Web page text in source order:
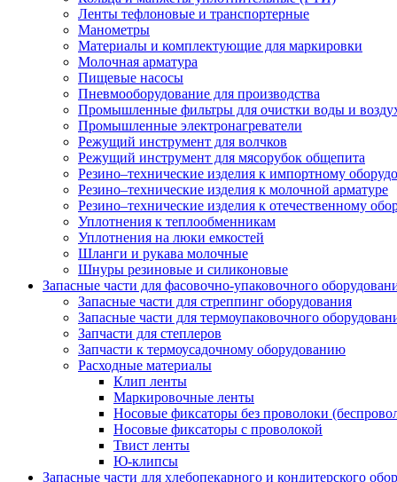
Ленты тефлоновые и транспортерные
Манометры
Материалы и комплектующие для маркировки
Молочная арматура
Пищевые насосы
Пневмооборудование для производства
Промышленные фильтры для очистки воды и
Промышленные электронагреватели
Режущий инструмент для волчков
Режущий инструмент для мясорубок общепита
Резино–технические изделия к импортному
Резино–технические изделия к молочной арматуре
Резино–технические изделия к отечественному
Уплотнения к теплообменникам
Уплотнения на люки емкостей
Шланги и рукава молочные
Шнуры резиновые и силиконовые
Запасные части для фасовочно-упаковочного
Запасные части для стреппинг оборудования
Запасные части для термоупаковочного
Запчасти для степлеров
Запчасти к термоусадочному оборудованию
Расходные материалы
Клип ленты
Маркировочные ленты
Носовые фиксаторы без проволоки
Носовые фиксаторы с проволокой
Твист ленты
Ю-клипсы
Запасные части для хлебопекарного и кондитерского